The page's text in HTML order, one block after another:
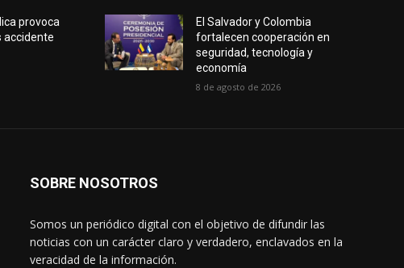
provoca
accidente
El Salvador y Colombia
fortalecen cooperación en
seguridad, tecnología y
economía
8 de agosto de 2026
SOBRE NOSOTROS
Somos un periódico digital con el objetivo de difundir las
noticias con un carácter claro y verdadero, enclavados en la
veracidad de la información.